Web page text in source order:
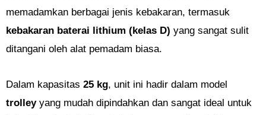
memadamkan berbagai jenis kebakaran, termasuk
kebakaran baterai lithium (kelas D) yang sangat sulit
ditangani oleh alat pemadam biasa.
Dalam kapasitas 25 kg, unit ini hadir dalam model
trolleyyang mudah dipindahkan dan sangat ideal untuk